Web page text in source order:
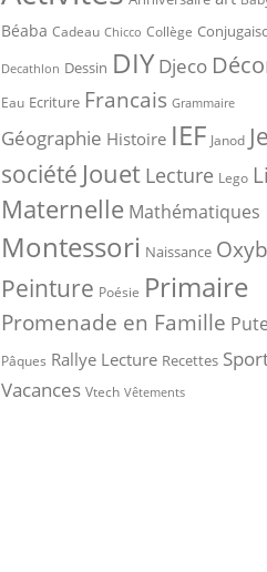
Béaba Cadeau Chicco Collège
Decathlon Dessin DIY Djeco
Eau Ecriture Francais Grammaire
Géographie Histoire IEF Janod
société Jouet Lecture Lego
Maternelle Mathématiques
Montessori Naissance
Peinture Poésie Primaire
Promenade en Famille
Pâques Rallye Lecture Recettes
Vacances Vtech Vêtements